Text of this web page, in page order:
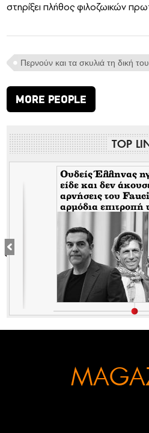
στηρίξει πλήθος φιλοζωικών
Περνούν και τα σκυλιά τη δική
MORE PEOPLE
TOP
Ουδείς Έλληνας
είδε και δεν
αρνήσεις του
αρμόδια επιτροπή
Κογκρέσου. Δείτε